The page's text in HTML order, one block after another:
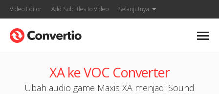
Video Editor Add Subtitles to Video Selanjutnya
XA ke VOC Converter
Ubah audio game Maxis XA menjadi Sound